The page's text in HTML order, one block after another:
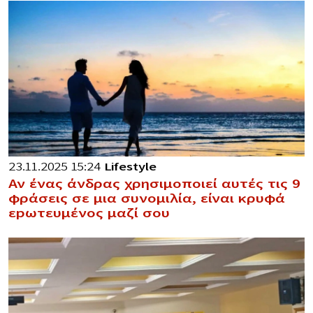
23.11.2025 15:24 Lifestyle
Αν ένας άνδρας χρησιμοποιεί αυτές τις 9
φράσεις σε μια συνομιλία, είναι κρυφά
εpωτευμένος μαζί σου